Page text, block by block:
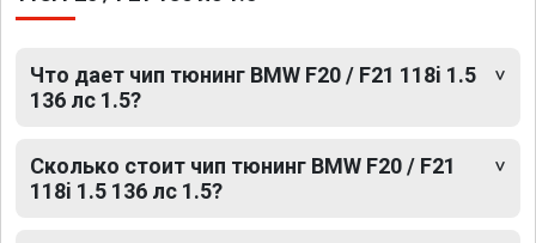
Что дает чип тюнинг BMW F20 / F21 118i 1.5
136 лс 1.5?
Сколько стоит чип тюнинг BMW F20 / F21
118i 1.5 136 лс 1.5?